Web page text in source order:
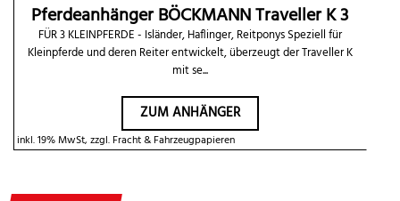
Pferdeanhänger BÖCKMANN Traveller K 3
FÜR 3 KLEINPFERDE - Isländer, Haflinger, Reitponys Speziell für
Kleinpferde und deren Reiter entwickelt, überzeugt der Traveller K
mit se...
ZUM ANHÄNGER
inkl. 19% MwSt, zzgl. Fracht & Fahrzeugpapieren